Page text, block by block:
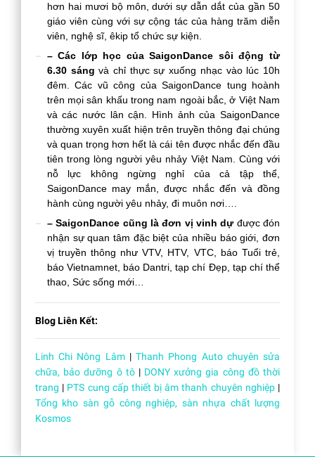
hơn hai mươi bộ môn, dưới sự dẫn dắt của gần 50
giáo viên cùng với sự cộng tác của hàng trăm diễn
viên, nghệ sĩ, êkip tổ chức sự kiện.
– Các lớp học của SaigonDance sôi động từ
6.30 sáng và chỉ thực sự xuống nhạc vào lúc 10h
đêm. Các vũ công của SaigonDance tung hoành
trên mọi sân khấu trong nam ngoài bắc, ở Việt Nam
và các nước lân cận. Hình ảnh của SaigonDance
thường xuyên xuất hiện trên truyền thông đại chúng
và quan trọng hơn hết là cái tên được nhắc đến đầu
tiên trong lòng người yêu nhảy Việt Nam. Cùng với
nỗ lực không ngừng nghỉ của cả tập thể,
SaigonDance may mắn, được nhắc đến và đồng
hành cùng người yêu nhảy, đi muôn nơi….
– SaigonDance cũng là đơn vị vinh dựđược đón
nhận sự quan tâm đặc biệt của nhiều báo giới, đơn
vị truyền thông như VTV, HTV, VTC, báo Tuổi trẻ,
báo Vietnamnet, báo Dantri, tạp chí Đẹp, tạp chí thể
thao, Sức sống mới…
Blog Liên Kết:
Linh Chi Nông Lâm|Thanh Phong Auto chuyên sửa
chữa, bảo dưỡng ô tô| DONY xưởng gia công đồ thời
trang | PTS cung cấp thiết bị âm thanh chuyên nghiệp|
Tổng kho sàn gỗ công nghiệp, sàn nhựa chất lượng
Kosmos